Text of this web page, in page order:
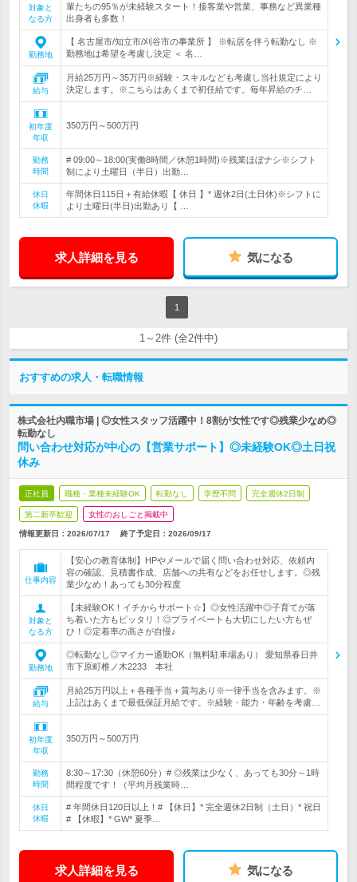
対象と
なる方
輩たちの95％が未経験スタート！接客業や営業、事務など異業種
出身者も多数！
勤務地
【 名古屋市/知立市/刈谷市の事業所 】 ※転居を伴う転勤なし ※
勤務地は希望を考慮し決定 ＜ 名…
給与
月給25万円～35万円※経験・スキルなども考慮し当社規定により
決定します。※こちらはあくまで初任給です。毎年昇給のチ…
初年度
年収
350万円～500万円
勤務
時間
# 09:00～18:00(実働8時間／休憩1時間)※残業ほぼナシ※シフト
制により土曜日（半日）出勤…
休日
休暇
年間休日115日＋有給休暇【 休日 】* 週休2日(土日休)※シフトに
より土曜日(半日)出勤あり【 …
求人詳細を見る 気になる
1
1～2件 (全2件中)
おすすめの求人・転職情報
株式会社内職市場 | ◎女性スタッフ活躍中！8割が女性です◎残業少なめ◎
転勤なし
問い合わせ対応が中心の【営業サポート】◎未経験OK◎土日祝
休み
正社員 職種・業種未経験OK 転勤なし 学歴不問 完全週休2日制
第二新卒歓迎 女性のおしごと掲載中
情報更新日：2026/07/17 終了予定日： 2026/09/17
仕事内容
【安心の教育体制】HPやメールで届く問い合わせ対応、依頼内
容の確認、見積書作成、店舗への共有などをお任せします。◎残
業少なめ！あっても30分程度
対象と
なる方
【未経験OK！イチからサポート☆】◎女性活躍中◎子育てが落
ち着いた方もピッタリ！◎プライベートも大切にしたい方もぜ
ひ！◎定着率の高さが自慢♪
勤務地
◎転勤なし◎マイカー通勤OK（無料駐車場あり） 愛知県春日井
市下原町椎ノ木2233 本社
給与
月給25万円以上＋各種手当＋賞与あり※一律手当を含みます。※
上記はあくまで最低保証月給です。※経験・能力・年齢を考慮…
初年度
年収
350万円～500万円
勤務
時間
8:30～17:30（休憩60分）# ◎残業は少なく、あっても30分～1時
間程度です！（平均月残業時…
休日
休暇
# 年間休日120日以上！# 【休日】* 完全週休2日制（土日）* 祝日
# 【休暇】* GW* 夏季…
求人詳細を見る 気になる